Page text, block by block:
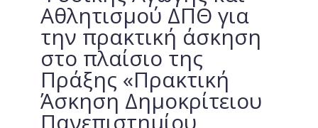
Αθλητισμού ΔΠΘ για
την πρακτική άσκηση
στο πλαίσιο της
Πράξης «Πρακτική
Άσκηση Δημοκρίτειου
Πανεπιστημίου